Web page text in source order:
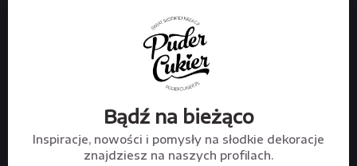
Bądź na bieżąco
Inspiracje, nowości i pomysły na słodkie dekoracje
znajdziesz na naszych profilach.